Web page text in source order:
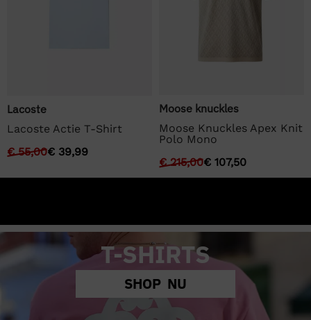
Lacoste
Lacoste Actie T-Shirt
€55,00€ 39,99
Moose knuckles
Moose Knuckles Apex Knit
Polo Mono
€215,00€ 107,50
T-SHIRTS
SHOP NU